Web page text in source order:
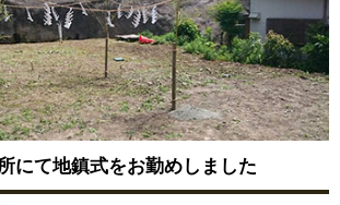
にて地鎮式をお勤めしました